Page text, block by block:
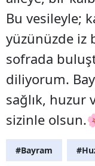
Bu vesileyle;
yüzünüzde iz
sofrada
diliyorum.
sağlık, huzur
sizinle
#Bayram